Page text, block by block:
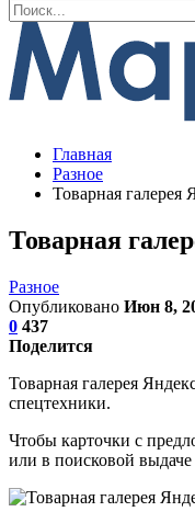
Главная
Разное
Товарная галерея
Товарная
Разное
Опубликовано Июн 8,
0 437
Поделится
Товарная галерея
спецтехники.
Чтобы карточки с
или в поисковой выдаче